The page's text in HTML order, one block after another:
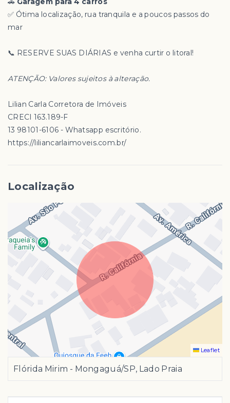
✅ Ótima localização, rua tranquila e a poucos passos do
mar
📞 RESERVE SUAS DIÁRIAS e venha curtir o litoral!
ATENÇÃO: Valores sujeitos à alteração.
Lilian Carla Corretora de Imóveis
CRECI 163.189-F
13 98101-6106 - Whatsapp escritório.
https://liliancarlaimoveis.com.br/
Localização
Leaflet
Flórida Mirim - Mongaguá/SP, Lado Praia